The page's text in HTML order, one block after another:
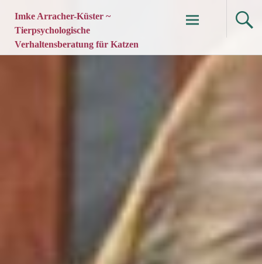
Imke Arracher-Küster ~
Tierpsychologische
Verhaltensberatung für Katzen